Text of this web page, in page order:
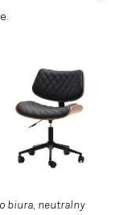
biura, neutralny